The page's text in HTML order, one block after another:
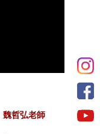
魏哲弘老師